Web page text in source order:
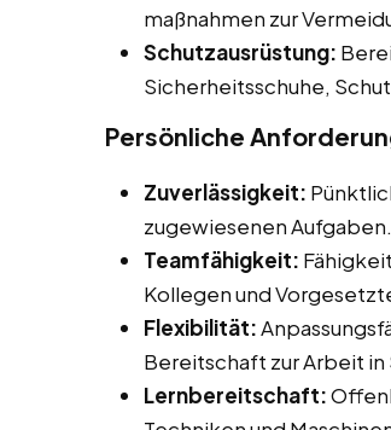
maßnahmen zur
Schutzausrüstung:
Sicherheitsschuhe,
Persönliche
Zuverlässigkeit:
zugewiesenen Aufgaben.
Teamfähigkeit:
Kollegen und
Flexibilität:
Bereitschaft zur Arbeit
Lernbereitschaft: